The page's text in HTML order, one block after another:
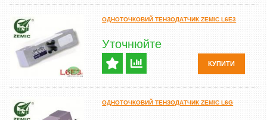
ОДНОТОЧКОВИЙ ТЕНЗОДАТЧИК ZEMIC L6E3
Уточнюйте
КУПИТИ
ОДНОТОЧКОВИЙ ТЕНЗОДАТЧИК ZEMIC L6G